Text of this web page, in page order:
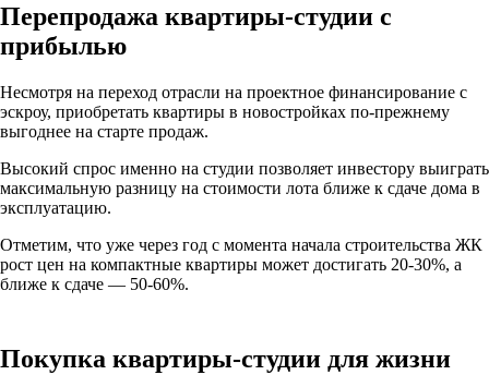
Перепродажа квартиры-студии с
прибылью
Несмотря на переход отрасли на проектное финансирование с
эскроу, приобретать квартиры в новостройках по-прежнему
выгоднее на старте продаж.
Высокий спрос именно на студии позволяет инвестору выиграть
максимальную разницу на стоимости лота ближе к сдаче дома в
эксплуатацию.
Отметим, что уже через год с момента начала строительства ЖК
рост цен на компактные квартиры может достигать 20-30%, а
ближе к сдаче — 50-60%.
Покупка квартиры-студии для жизни